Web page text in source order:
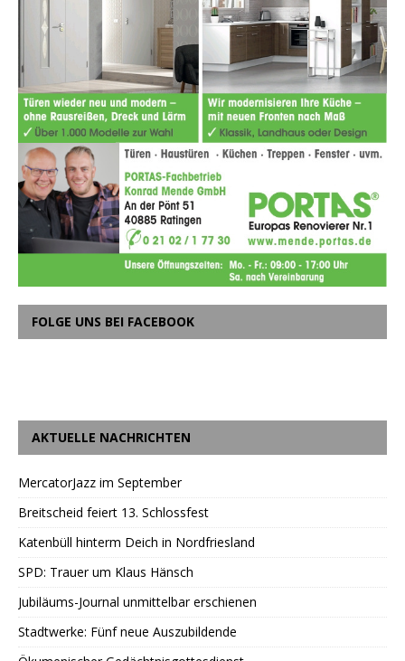
FOLGE UNS BEI FACEBOOK
AKTUELLE NACHRICHTEN
MercatorJazz im September
Breitscheid feiert 13. Schlossfest
Katenbüll hinterm Deich in Nordfriesland
SPD: Trauer um Klaus Hänsch
Jubiläums-Journal unmittelbar erschienen
Stadtwerke: Fünf neue Auszubildende